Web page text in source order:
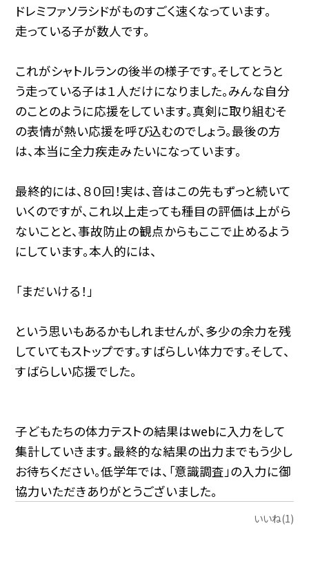
ドレミファソラシドがものすごく速くなっています。
走っている子が数人です。
これがシャトルランの後半の様子です。そしてとうと
う走っている子は１人だけになりました。みんな自分
のことのように応援をしています。真剣に取り組むそ
の表情が熱い応援を呼び込むのでしょう。最後の方
は、本当に全力疾走みたいになっています。
最終的には、８０回！実は、音はこの先もずっと続いて
いくのですが、これ以上走っても種目の評価は上がら
ないことと、事故防止の観点からもここで止めるよう
にしています。本人的には、
「まだいける！」
という思いもあるかもしれませんが、多少の余力を残
していてもストップです。すばらしい体力です。そして、
すばらしい応援でした。
子どもたちの体力テストの結果はwebに入力をして
集計していきます。最終的な結果の出力までもう少し
お待ちください。低学年では、「意識調査」の入力に御
協力いただきありがとうございました。
いいね(1)